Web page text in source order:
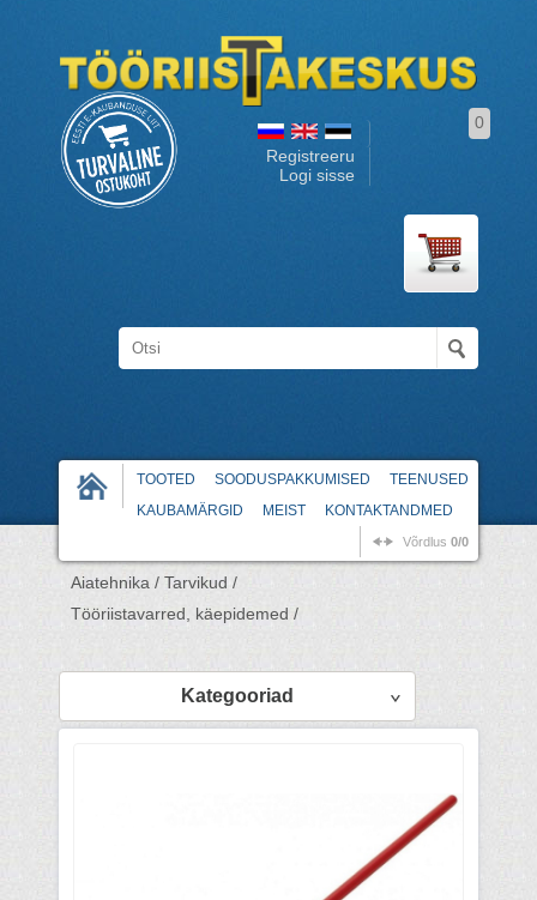
Registreeru
Logi sisse
0
TOOTED SOODUSPAKKUMISED
TEENUSED
KAUBAMÄRGID
MEIST KONTAKTANDMED
Võrdlus 0/0
Aiatehnika / Tarvikud /
Tööriistavarred, käepidemed /
Kategooriad